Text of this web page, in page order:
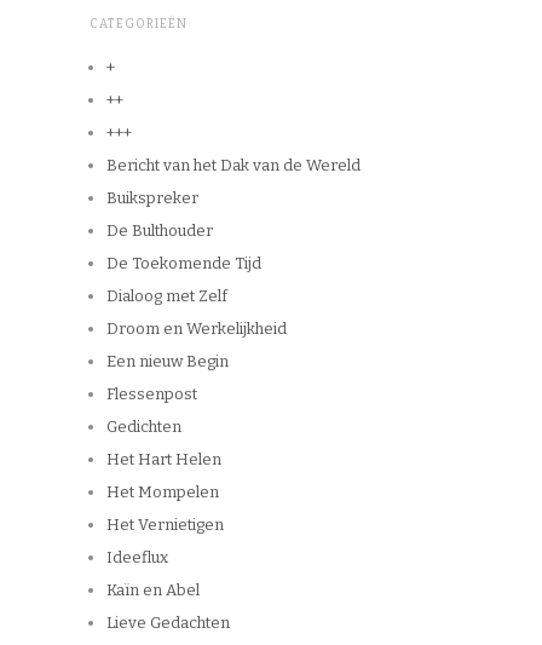
CATEGORIEËN
+
++
+++
Bericht van het Dak van de Wereld
Buikspreker
De Bulthouder
De Toekomende Tijd
Dialoog met Zelf
Droom en Werkelijkheid
Een nieuw Begin
Flessenpost
Gedichten
Het Hart Helen
Het Mompelen
Het Vernietigen
Ideeflux
Kaïn en Abel
Lieve Gedachten